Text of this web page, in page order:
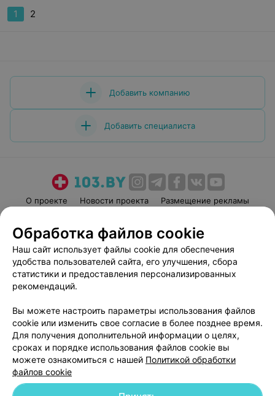
1 2
Добавить компанию
Добавить специалиста
О проекте Новости проекта
Размещение рекламы
Пользовательское соглашение
Способы оплаты
Вакансии
Партнеры
Написать руководителю 103.by
Обработка персональных данных
Обработка файлов cookie
Наш сайт использует файлы cookie для обеспечения
удобства пользователей сайта, его улучшения, сбора
статистики и предоставления персонализированных
рекомендаций.
Вы можете настроить параметры использования файлов
cookie или изменить свое согласие в более позднее время.
Для получения дополнительной информации о целях,
сроках и порядке использования файлов cookie вы
можете ознакомиться с нашей Политикой обработки
файлов cookie